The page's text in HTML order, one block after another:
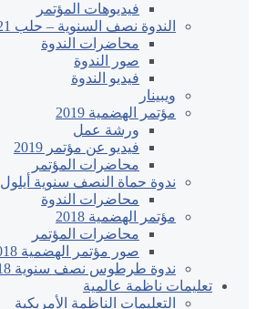
فيديوهات المؤتمر
الندوة نصف السنوية – حلب 2021
محاضرات الندوة
صور الندوة
فيديو الندوة
ويبينار
مؤتمر الهضمية 2019
ورشة عمل
فيديو عن مؤتمر 2019
محاضرات المؤتمر
ندوة حماة النصف سنوية أيلول 2019
محاضرات الندوة
مؤتمر الهضمية 2018
محاضرات المؤتمر
صور مؤتمر الهضمية 2018
ندوة طرطوس نصف سنوية 2018
تعليمات ناظمة عالمية
التعليمات الناظمة الأمريكية